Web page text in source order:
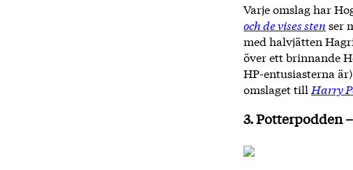
Varje omslag har
och de vises sten ser
med halvjätten
över ett brinnande
HP-entusiasterna
omslaget till Harry
3. Potterpodden